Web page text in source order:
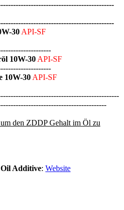
30API-SF
10W-30API-SF
10W-30API-SF
den ZDDP Gehalt im Öl zu
Additive: Website